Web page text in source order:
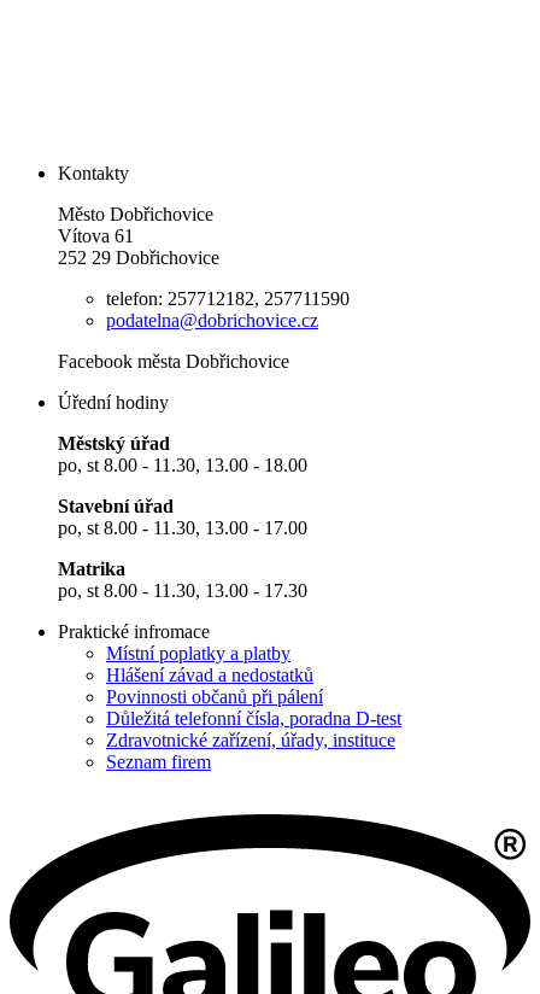
Kontakty
Město Dobřichovice
Vítova 61
252 29 Dobřichovice
telefon: 257712182, 257711590
podatelna@dobrichovice.cz
Facebook města Dobřichovice
Úřední hodiny
Městský úřad
po, st 8.00 - 11.30, 13.00 - 18.00
Stavební úřad
po, st 8.00 - 11.30, 13.00 - 17.00
Matrika
po, st 8.00 - 11.30, 13.00 - 17.30
Praktické infromace
Místní poplatky a platby
Hlášení závad a nedostatků
Povinnosti občanů při pálení
Důležitá telefonní čísla, poradna D-test
Zdravotnické zařízení, úřady, instituce
Seznam firem